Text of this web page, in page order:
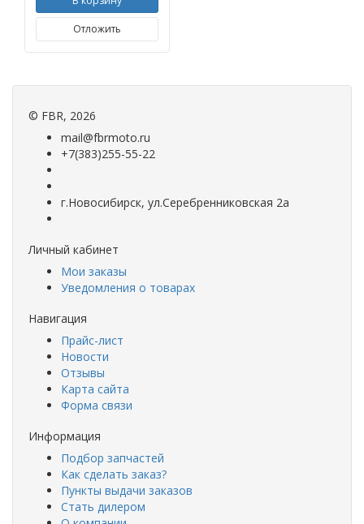
Отложить
© FBR, 2026
mail@fbrmoto.ru
+7(383)255-55-22
г.Новосибирск, ул.Серебренниковская 2а
Личный кабинет
Мои заказы
Уведомления о товарах
Навигация
Прайс-лист
Новости
Отзывы
Карта сайта
Форма связи
Информация
Подбор запчастей
Как сделать заказ?
Пункты выдачи заказов
Стать дилером